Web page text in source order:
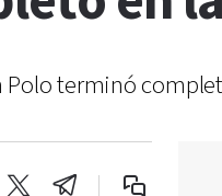
Polo terminó